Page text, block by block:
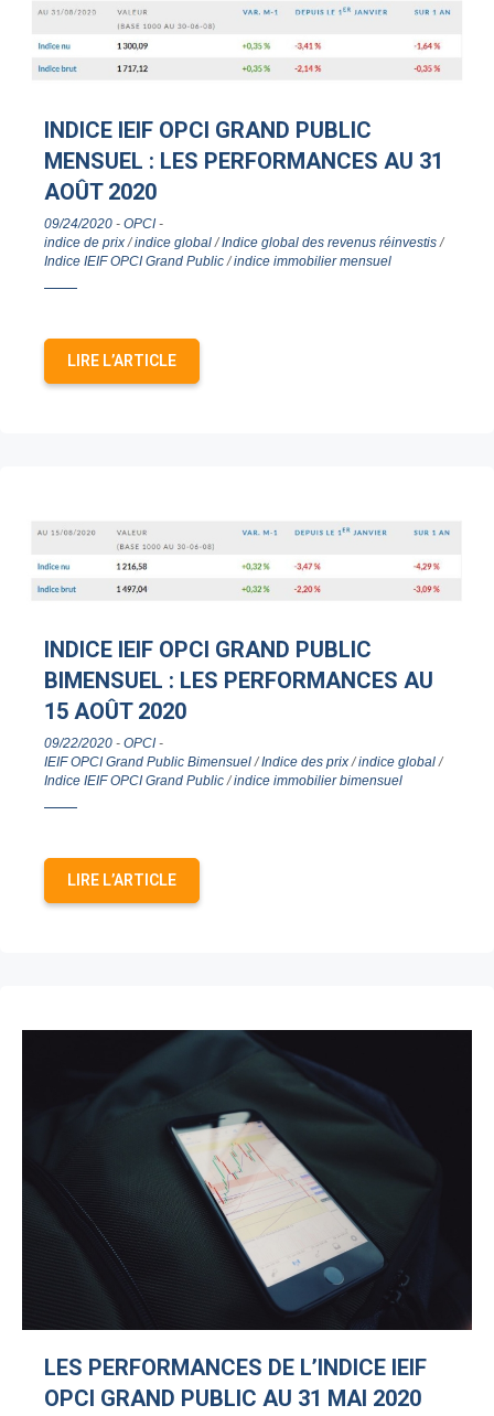
INDICE IEIF OPCI GRAND PUBLIC
MENSUEL : LES PERFORMANCES AU 31
AOÛT 2020
09/24/2020 - OPCI-
indice de prix/indice global/Indice global des revenus réinvestis/
Indice IEIF OPCI Grand Public/indice immobilier mensuel
LIRE L’ARTICLE
INDICE IEIF OPCI GRAND PUBLIC
BIMENSUEL : LES PERFORMANCES AU
15 AOÛT 2020
09/22/2020 - OPCI-
IEIF OPCI Grand Public Bimensuel /Indice des prix /indice global /
Indice IEIF OPCI Grand Public /indice immobilier bimensuel
LIRE L’ARTICLE
LES PERFORMANCES DE L’INDICE IEIF
OPCI GRAND PUBLIC AU 31 MAI 2020